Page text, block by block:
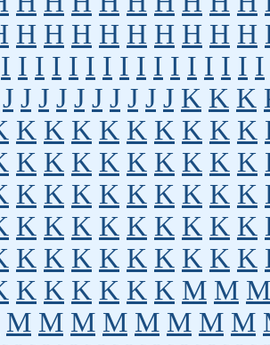
H H H H H H H H H
I I I I I I I I I I I I I I I I
J J J J J J J J J J K K K
K K K K K K K K K
K K K K K K K K K
K K K K K K K K K
K K K K K K K K K
K K K K K K K K K
K K K K K K M M M
M M M M M M M M